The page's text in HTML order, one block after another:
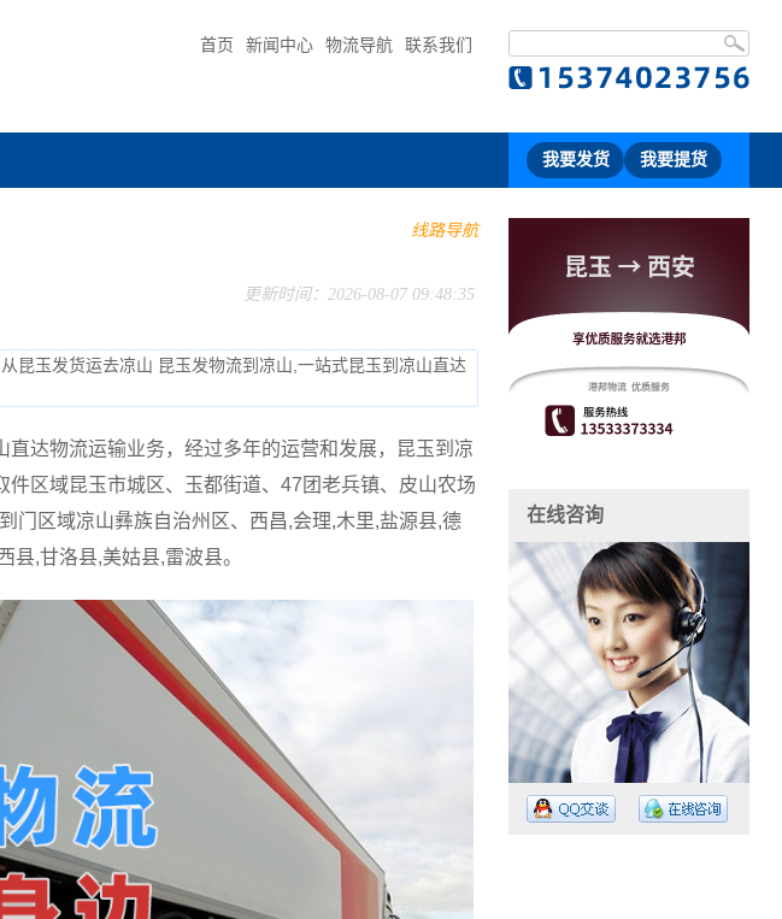
首页 新闻中心 物流导航 联系我们
我要发货 我要提货
线路导航
更新时间：2026-08-07 09:48:35
昆玉发货运去凉山 昆玉发物流到凉山,一站式昆玉到凉山直达
达物流运输业务，经过多年的运营和发展，昆玉到凉
区域昆玉市城区、玉都街道、47团老兵镇、皮山农场
门区域凉山彝族自治州区、西昌,会理,木里,盐源县,德
县,甘洛县,美姑县,雷波县。
在线咨询